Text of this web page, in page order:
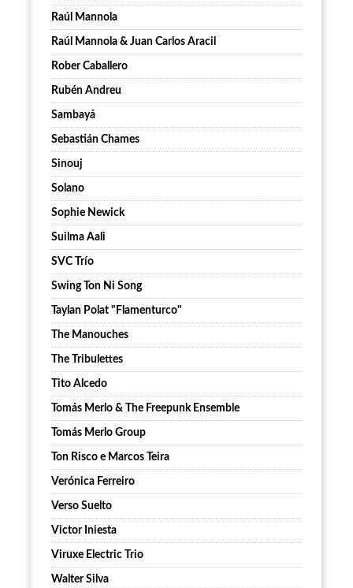
Raúl Mannola
Raúl Mannola & Juan Carlos Aracil
Rober Caballero
Rubén Andreu
Sambayá
Sebastián Chames
Sinouj
Solano
Sophie Newick
Suilma Aali
SVC Trío
Swing Ton Ni Song
Taylan Polat "Flamenturco"
The Manouches
The Tribulettes
Tito Alcedo
Tomás Merlo & The Freepunk Ensemble
Tomás Merlo Group
Ton Risco e Marcos Teira
Verónica Ferreiro
Verso Suelto
Victor Iniesta
Viruxe Electric Trio
Walter Silva